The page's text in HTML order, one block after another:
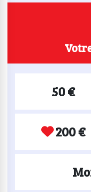
50 €
200 €